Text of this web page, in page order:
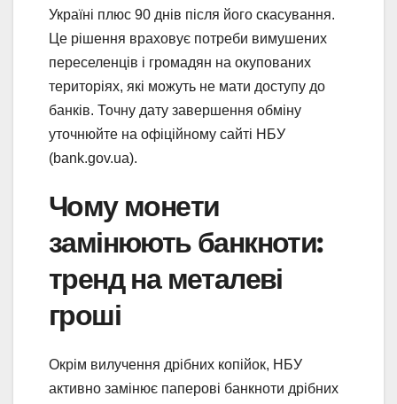
Україні плюс 90 днів після його скасування.
Це рішення враховує потреби вимушених
переселенців і громадян на окупованих
територіях, які можуть не мати доступу до
банків. Точну дату завершення обміну
уточнюйте на офіційному сайті НБУ
(bank.gov.ua).
Чому монети
замінюють банкноти:
тренд на металеві
гроші
Окрім вилучення дрібних копійок, НБУ
активно замінює паперові банкноти дрібних